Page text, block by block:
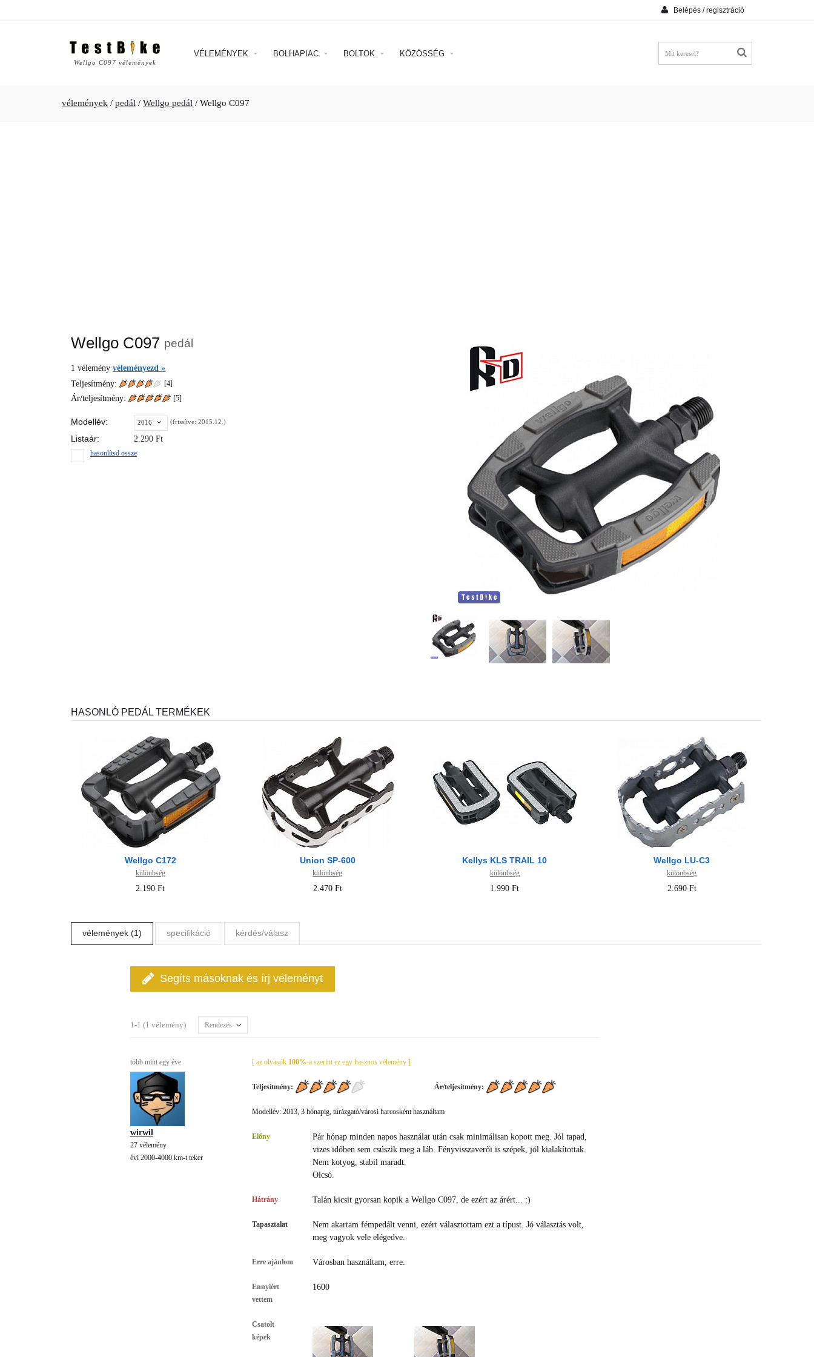
Belépés / regisztráció
Wellgo C097 vélemények
VÉLEMÉNYEK BOLHAPIAC BOLTOK KÖZÖSSÉG
vélemények / pedál / Wellgo pedál / Wellgo C097
Wellgo C097 pedál
1 vélemény véleményezd »
Teljesítmény:
[4]
Ár/teljesítmény: [5]
Modellév: 2016 (frissítve: 2015.12.)
Listaár: 2.290 Ft
hasonlítsd össze
HASONLÓ PEDÁL TERMÉKEK
Wellgo C172
különbség
2.190 Ft
Union SP-600
különbség
2.470 Ft
Kellys KLS TRAIL 10
különbség
1.990 Ft
Wellgo LU-C3
különbség
2.690 Ft
vélemények (1) specifikáció kérdés/válasz
Segíts másoknak és írj véleményt
1-1 (1 vélemény) Rendezés
több mint egy éve
wirwil
27 vélemény
évi 2000-4000 km-t teker
[ az olvasók 100%-a szerint ez egy hasznos vélemény ]
Teljesítmény: Ár/teljesítmény:
Modellév: 2013, 3 hónapig, túrázgató/városi harcosként használtam
Előny
Pár hónap minden napos használat után csak minimálisan kopott meg. Jól tapad,
vizes időben sem csúszik meg a láb. Fényvisszaverői is szépek, jól kialakítottak.
Nem kotyog, stabil maradt.
Olcsó.
Hátrány Talán kicsit gyorsan kopik a Wellgo C097, de ezért az árért... :)
Tapasztalat
Nem akartam fémpedált venni, ezért választottam ezt a típust. Jó választás volt,
meg vagyok vele elégedve.
Erre ajánlom Városban használtam, erre.
Ennyiért
vettem
1600
Csatolt
képek